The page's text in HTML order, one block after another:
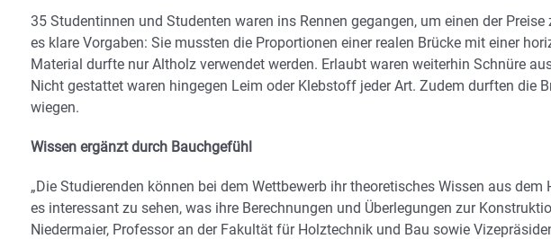
35 Studentinnen und Studenten waren ins Rennen gegangen, um einen der
es klare Vorgaben: Sie mussten die Proportionen einer realen Brücke mit einer
Material durfte nur Altholz verwendet werden. Erlaubt waren weiterhin Schnüre
Nicht gestattet waren hingegen Leim oder Klebstoff jeder Art. Zudem durften die
wiegen.
Wissen ergänzt durch Bauchgefühl
„Die Studierenden können bei dem Wettbewerb ihr theoretisches Wissen aus
es interessant zu sehen, was ihre Berechnungen und Überlegungen zur
Niedermaier, Professor an der Fakultät für Holztechnik und Bau sowie